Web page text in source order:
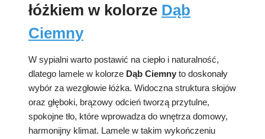
łóżkiem w kolorze Dąb
Ciemny
W sypialni warto postawić na ciepło i naturalność,
dlatego lamele w kolorze Dąb Ciemny to doskonały
wybór za wezgłowie łóżka. Widoczna struktura słojów
oraz głęboki, brązowy odcień tworzą przytulne,
spokojne tło, które wprowadza do wnętrza domowy,
harmonijny klimat. Lamele w takim wykończeniu